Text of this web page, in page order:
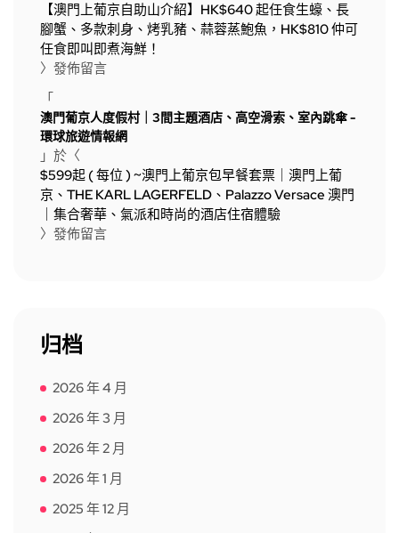
【澳門上葡京自助山介紹】HK$640 起任食生蠔、長
腳蟹、多款刺身、烤乳豬、蒜蓉蒸鮑魚，HK$810 仲可
任食即叫即煮海鮮！
〉發佈留言
「
澳門葡京人度假村｜3間主題酒店、高空滑索、室內跳傘 -
環球旅遊情報網
」於〈
$599起 ( 每位 ) ~澳門上葡京包早餐套票｜澳門上葡
京、THE KARL LAGERFELD、Palazzo Versace 澳門
｜集合奢華、氣派和時尚的酒店住宿體驗
〉發佈留言
归档
2026 年 4 月
2026 年 3 月
2026 年 2 月
2026 年 1 月
2025 年 12 月